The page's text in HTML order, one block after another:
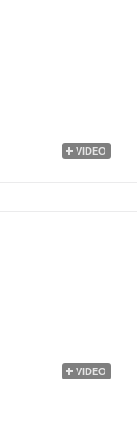
VIDEO
VIDEO